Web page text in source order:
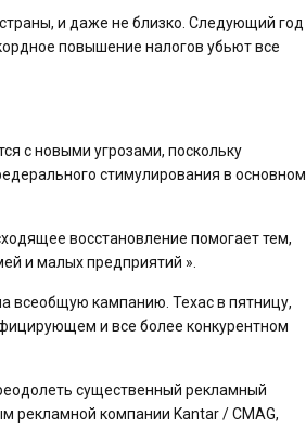
и даже не близко. Следующий год
повышение налогов убьют все
с новыми угрозами, поскольку
стимулирования в основном
восстановление помогает тем,
и малых предприятий ».
всеобщую кампанию. Техас в пятницу,
и все более конкурентном
существенный рекламный
рекламной компании Kantar / CMAG,